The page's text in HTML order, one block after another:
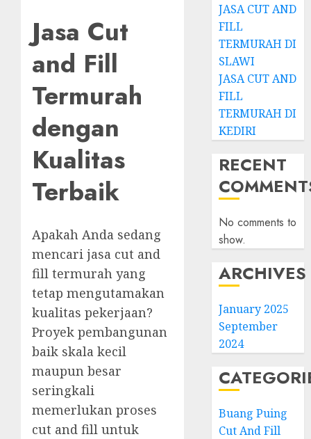
Jasa Cut
and Fill
Termurah
dengan
Kualitas
Terbaik
Apakah Anda sedang
mencari jasa cut and
fill termurah yang
tetap mengutamakan
kualitas pekerjaan?
Proyek pembangunan
baik skala kecil
maupun besar
seringkali
memerlukan proses
cut and fill untuk
JASA CUT AND
FILL
TERMURAH DI
SLAWI
JASA CUT AND
FILL
TERMURAH DI
KEDIRI
RECENT
No comments to
show.
ARCHIVES
January 2025
September
2024
Buang Puing
Cut And Fill